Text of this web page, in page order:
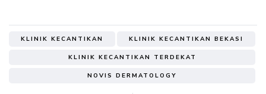
KLINIK KECANTIKAN KLINIK KECANTIKAN BEKASI
KLINIK KECANTIKAN TERDEKAT
NOVIS DERMATOLOGY